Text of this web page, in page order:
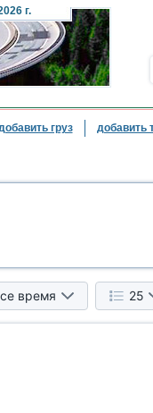
г.
груз добавить
время 25